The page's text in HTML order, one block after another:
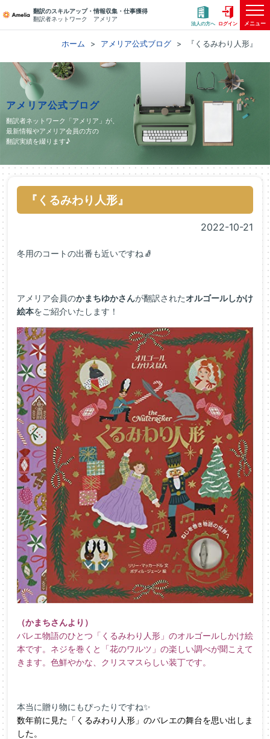
翻訳のスキルアップ・情報収集・仕事獲得
翻訳者ネットワーク アメリア
法人の方へ ログイン メニュー
ホーム アメリア公式ブログ 『くるみわり人形』
アメリア公式ブログ
翻訳者ネットワーク「アメリア」が、
最新情報やアメリア会員の方の
翻訳実績を綴ります♪
『くるみわり人形』
2022-10-21
冬用のコートの出番も近いですね🧦
アメリア会員のかまちゆかさんが翻訳されたオルゴールしかけ
絵本をご紹介いたします！
（かまちさんより）
バレエ物語のひとつ「くるみわり人形」のオルゴールしかけ絵
本です。ネジを巻くと「花のワルツ」の楽しい調べが聞こえて
きます。色鮮やかな、クリスマスらしい装丁です。
本当に贈り物にもぴったりですね✨
数年前に見た「くるみわり人形」のバレエの舞台を思い出しま
した。